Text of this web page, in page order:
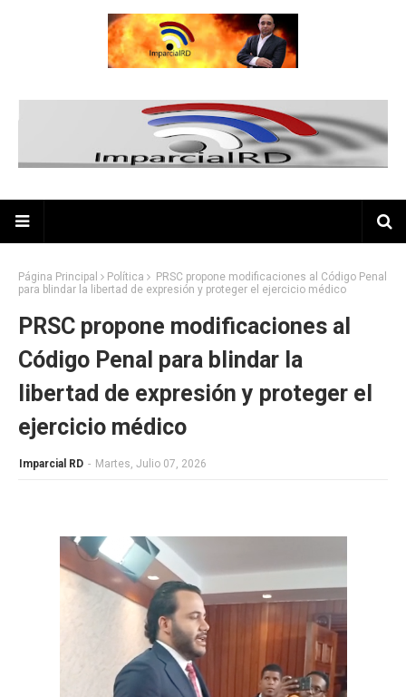
Página Principal Política
PRSC propone modificaciones al Código Penal
para blindar la libertad de expresión y proteger el ejercicio médico
PRSC propone modificaciones al
Código Penal para blindar la
libertad de expresión y proteger el
ejercicio médico
Imparcial RD - Martes, Julio 07, 2026